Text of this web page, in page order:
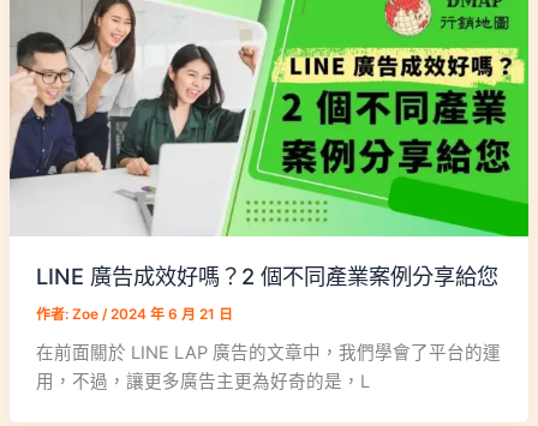
LINE 廣告成效好嗎？2 個不同產業案例分享給您
作者: Zoe /2024 年 6 月 21 日
在前面關於 LINE LAP 廣告的文章中，我們學會了平台的運
用，不過，讓更多廣告主更為好奇的是，L